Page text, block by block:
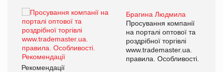
Брагина Людмила
Просування компанії
на порталі оптової та
роздрібної торгівлі
www.trademaster.ua.
правила. Особливості.
Рекомендації